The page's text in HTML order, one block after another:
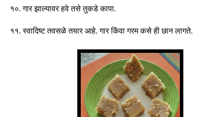
१०.गार झाल्यावर हवे तसे तुकडे कापा.
११.स्वादिष्ट तवसळे तयार आहे.गार किंवा गरम कसे ही छान लागते.